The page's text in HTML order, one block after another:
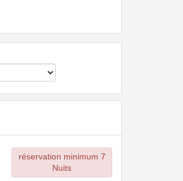
réservation minimum 7
Nuits